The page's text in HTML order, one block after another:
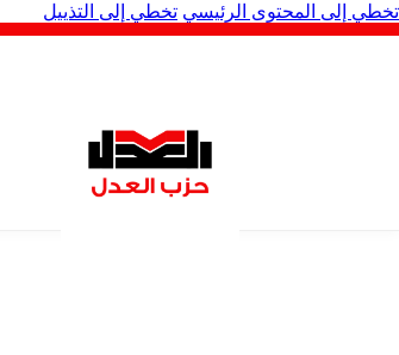
تخطي إلى المحتوى الرئيسي تخطي إلى التذييل